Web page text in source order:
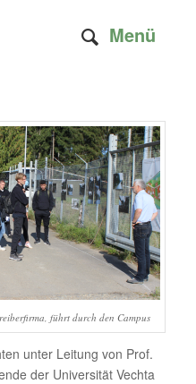
Menü
führt durch den Campus
unter Leitung von Prof.
der Universität Vechta